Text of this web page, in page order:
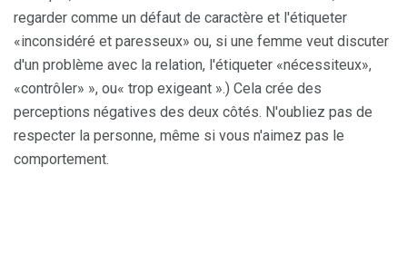
regarder comme un défaut de caractère et l'étiqueter
«inconsidéré et paresseux» ou, si une femme veut discuter
d'un problème avec la relation, l'étiqueter «nécessiteux»,
«contrôler» », ou« trop exigeant ».) Cela crée des
perceptions négatives des deux côtés. N'oubliez pas de
respecter la personne, même si vous n'aimez pas le
comportement.